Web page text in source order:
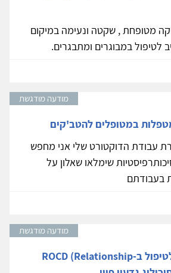
מטופחת , שקטה ונעימה במיקום
לטיפול במבוגרים ומתבגרים.
מודעה מודגשת
במטופלים להטב'קים
עבודת הדוקטורט שלי אני מחפש
שימלאו שאלון על
בעבודתם
מודעה מודגשת
קורס חדש ומקיף לטיפול ב-ROCD (Relationship